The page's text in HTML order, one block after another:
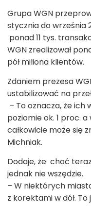
Grupa WGN
stycznia do września
ponad 11 tys.
WGN zrealizował
pół miliona klientów.
Zdaniem prezesa
ustabilizować na
– To oznacza, że ich
poziomie ok. 1 proc.
całkowicie może się
Michniak.
Dodaje, że choć
jednak nie wszędzie.
– W niektórych
z korektami w dół. To